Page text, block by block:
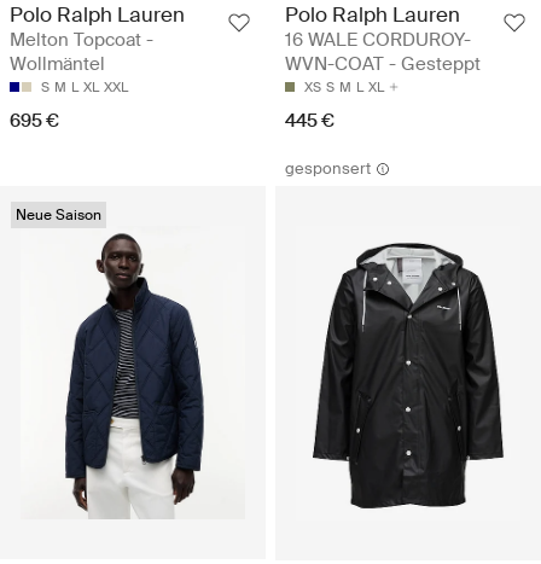
Polo Ralph Lauren
Melton Topcoat -
Wollmäntel
S M L XL XXL
695 €
Polo Ralph Lauren
16 WALE CORDUROY-
WVN-COAT - Gesteppt
XS S M L XL
445 €
Neue Saison
gesponsert